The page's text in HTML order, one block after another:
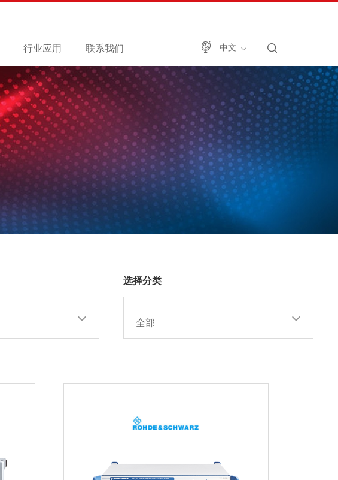
中文
行业应用 联系我们
选择分类
——
全部